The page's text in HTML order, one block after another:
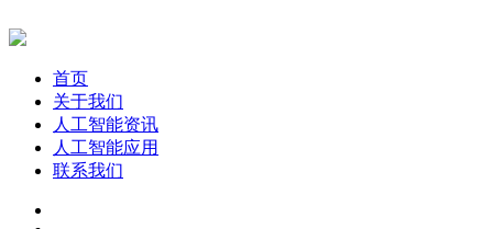
首页
关于我们
人工智能资讯
人工智能应用
联系我们